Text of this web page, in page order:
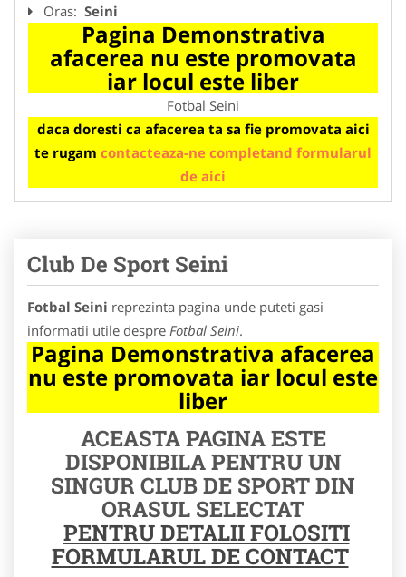
Oras: Seini
Pagina Demonstrativa
afacerea nu este promovata
iar locul este liber
Fotbal Seini
daca doresti ca afacerea ta sa fie promovata aici
te rugam contacteaza-ne completand formularul
de aici
Club De Sport Seini
Fotbal Seini reprezinta pagina unde puteti gasi
informatii utile despre Fotbal Seini.
Pagina Demonstrativa afacerea
nu este promovata iar locul este
liber
ACEASTA PAGINA ESTE
DISPONIBILA PENTRU UN
SINGUR CLUB DE SPORT DIN
ORASUL SELECTAT
PENTRU DETALII FOLOSITI
FORMULARUL DE CONTACT